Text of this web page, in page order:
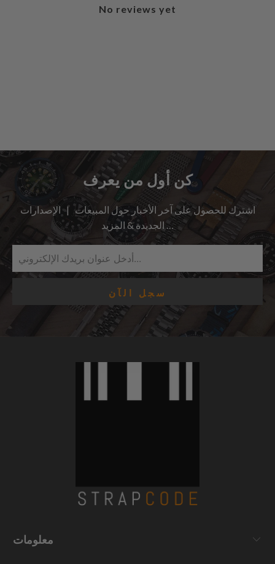
No reviews yet
كن أول من يعرف
اشترك للحصول على آخر الأخبار حول المبيعات | الإصدارات
الجديدة & المزيد …
معلومات